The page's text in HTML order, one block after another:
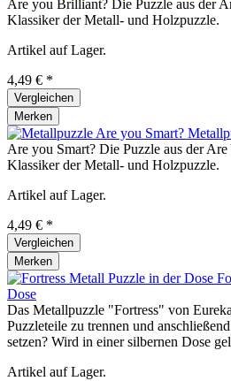
Are you Brilliant? Die Puzzle aus der
Klassiker der Metall- und Holzpuzzle.
Artikel auf Lager.
4,49 € *
Vergleichen
Merken
Are you Smart? Die Puzzle aus der Are
Klassiker der Metall- und Holzpuzzle.
Artikel auf Lager.
4,49 € *
Vergleichen
Merken
Dose
Das Metallpuzzle "Fortress" von
Puzzleteile zu trennen und
setzen? Wird in einer silbernen Dose
Artikel auf Lager.